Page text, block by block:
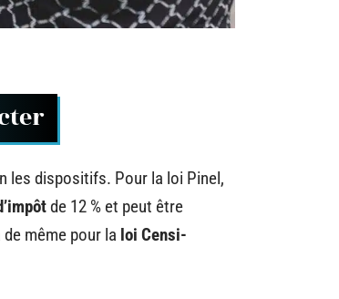
les dispositifs. Pour la loi Pinel,
de 12 % et peut être
même pour la loi Censi-